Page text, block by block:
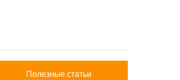
Полезные статьи